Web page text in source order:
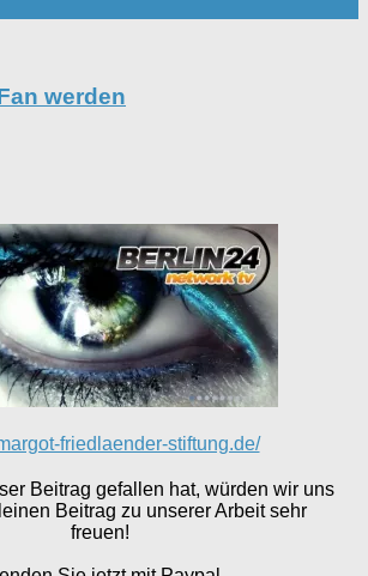
werden
friedlaender-stiftung.de/
Beitrag gefallen hat, würden wir uns
Beitrag zu unserer Arbeit sehr
freuen!